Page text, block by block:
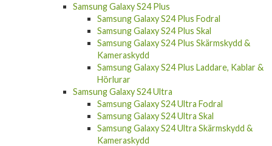
Samsung Galaxy S24 Plus
Samsung Galaxy S24 Plus Fodral
Samsung Galaxy S24 Plus Skal
Samsung Galaxy S24 Plus Skärmskydd &
Kameraskydd
Samsung Galaxy S24 Plus Laddare, Kablar &
Hörlurar
Samsung Galaxy S24 Ultra
Samsung Galaxy S24 Ultra Fodral
Samsung Galaxy S24 Ultra Skal
Samsung Galaxy S24 Ultra Skärmskydd &
Kameraskydd